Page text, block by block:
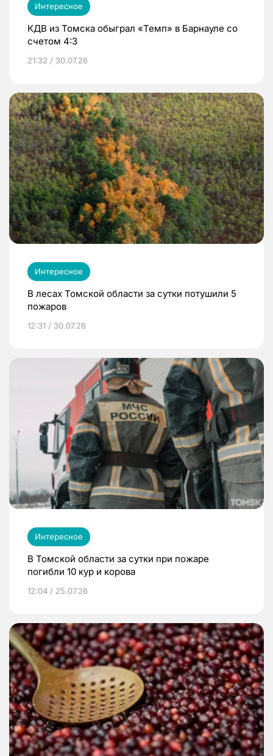
Интересное
КДВ из Томска обыграл «Темп» в Барнауле со
счетом 4:3
21:32 / 30.07.26
Интересное
В лесах Томской области за сутки потушили 5
пожаров
12:31 / 30.07.26
Интересное
В Томской области за сутки при пожаре
погибли 10 кур и корова
12:04 / 25.07.26